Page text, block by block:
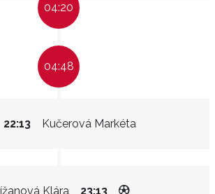
04:20
04:48
Kučerová Markéta
22:13
Klára 23:13